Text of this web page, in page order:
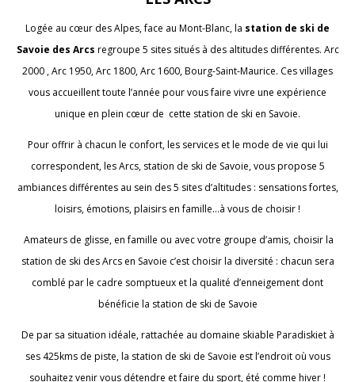
Logée au cœur des Alpes, face au Mont-Blanc, la station de ski de
Savoie des Arcs regroupe 5 sites situés à des altitudes différentes. Arc
2000 , Arc 1950, Arc 1800, Arc 1600, Bourg-Saint-Maurice. Ces villages
vous accueillent toute l’année pour vous faire vivre une expérience
unique en plein cœur de cette station de ski en Savoie.
Pour offrir à chacun le confort, les services et le mode de vie qui lui
correspondent, les Arcs, station de ski de Savoie, vous propose 5
ambiances différentes au sein des 5 sites d’altitudes : sensations fortes,
loisirs, émotions, plaisirs en famille…à vous de choisir !
Amateurs de glisse, en famille ou avec votre groupe d’amis, choisir la
station de ski des Arcs en Savoie c’est choisir la diversité : chacun sera
comblé par le cadre somptueux et la qualité d’enneigement dont
bénéficie la station de ski de Savoie
De par sa situation idéale, rattachée au domaine skiable Paradiskiet à
ses 425kms de piste, la station de ski de Savoie est l’endroit où vous
souhaitez venir vous détendre et faire du sport, été comme hiver !